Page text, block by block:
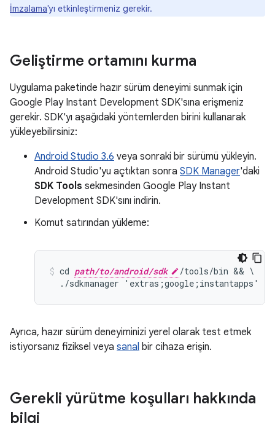
İmzalama'yı etkinleştirmeniz gerekir.
Geliştirme ortamını kurma
Uygulama paketinde hazır sürüm deneyimi sunmak için
Google Play Instant Development SDK'sına erişmeniz
gerekir. SDK'yı aşağıdaki yöntemlerden birini kullanarak
yükleyebilirsiniz:
Android Studio 3.6 veya sonraki bir sürümü yükleyin.
Android Studio'yu açtıktan sonra SDK Manager'daki
SDK Tools sekmesinden Google Play Instant
Development SDK'sını indirin.
Komut satırından yükleme:
cd path/to/android/sdk
/tools/bin && \
Ayrıca, hazır sürüm deneyiminizi yerel olarak test etmek
istiyorsanız fiziksel veya sanal bir cihaza erişin.
Gerekli yürütme koşulları hakkında
bilgi